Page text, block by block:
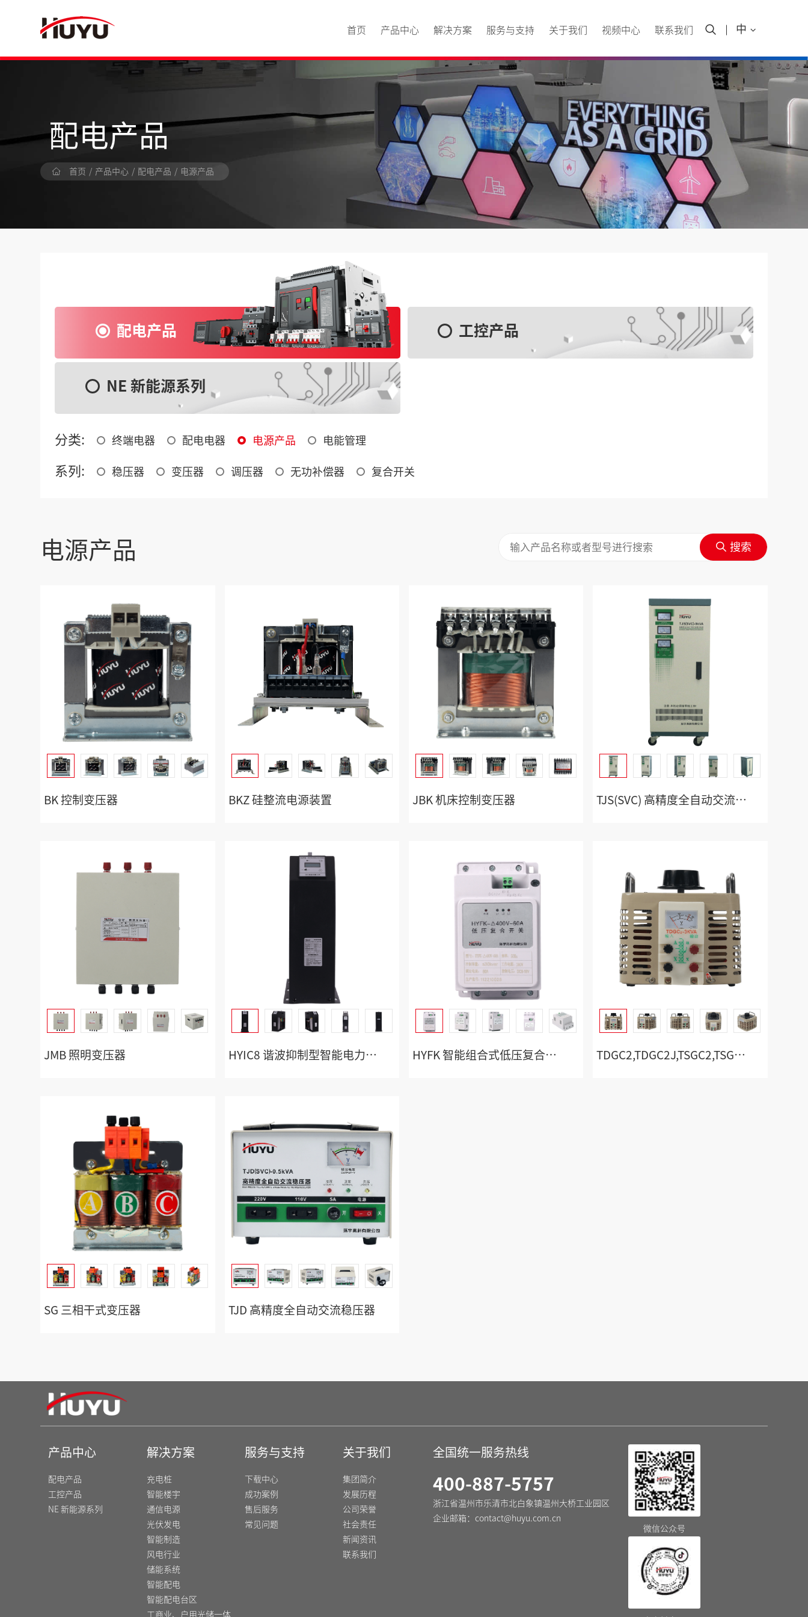
首页 产品中心 解决方案 服务与支持 关于我们 视频中心 联系我们  中 
配电产品
首页 / 产品中心 / 配电产品 / 电源产品
配电产品 工控产品
NE 新能源系列
分类: 终端电器 配电电器 电源产品 电能管理
系列: 稳压器 变压器 调压器 无功补偿器 复合开关
电源产品
BK 控制变压器 BKZ 硅整流电源装置 JBK 机床控制变压器 TJS(SVC) 高精度全自动交流稳压器
JMB 照明变压器 HYIC8 谐波抑制型智能电力电容补偿装置 HYFK 智能组合式低压复合开关 TDGC2,TDGC2J,TSGC2,TSGC2J 接触式调压器
SG 三相干式变压器 TJD 高精度全自动交流稳压器
产品中心
配电产品
工控产品
NE 新能源系列
解决方案
充电桩
智能楼宇
通信电源
光伏发电
智能制造
风电行业
储能系统
智能配电
智能配电台区
工商业、户用光储一体
服务与支持
下载中心
成功案例
售后服务
常见问题
关于我们
集团简介
发展历程
公司荣誉
社会责任
新闻资讯
联系我们
全国统一服务热线
400-887-5757
浙江省温州市乐清市北白象镇温州大桥工业园区
企业邮箱： contact@huyu.com.cn
微信公众号